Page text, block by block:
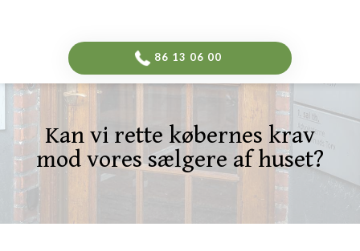
​86 13 06 00​
Kan vi rette købernes krav
mod vores sælgere af huset?​